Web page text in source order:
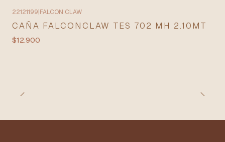
22121199 FALCON CLAW
CAÑA FALCONCLAW TES 702 MH 2.10MT
$12.900